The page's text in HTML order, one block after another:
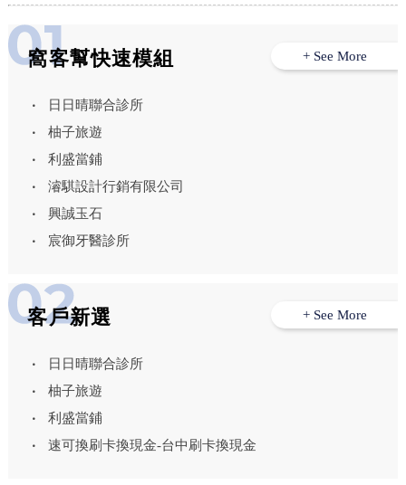
窩客幫快速模組
日日晴聯合診所
柚子旅遊
利盛當鋪
濬騏設計行銷有限公司
興誠玉石
宸御牙醫診所
+ See More
客戶新選
日日晴聯合診所
柚子旅遊
利盛當鋪
速可換刷卡換現金-台中刷卡換現金
+ See More